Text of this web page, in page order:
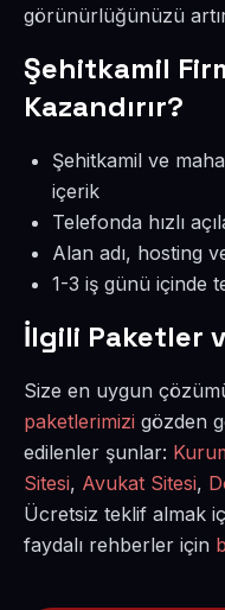
görünürlüğünüzü
Şehitkamil
Kazandırır?
Şehitkamil ve
içerik
Telefonda hızlı
Alan adı, hosting
1-3 iş günü içinde
İlgili Paketler
Size en uygun
paketlerimizi gözden
edilenler şunlar:
Sitesi, Avukat Sitesi,
Ücretsiz teklif almak
faydalı rehberler için